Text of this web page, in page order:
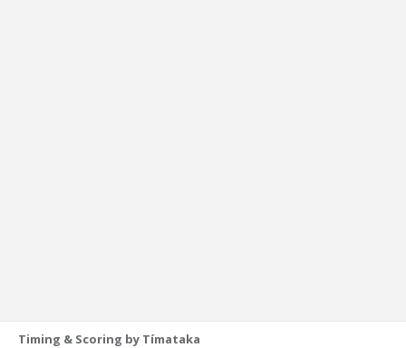
Timing & Scoring by Tímataka